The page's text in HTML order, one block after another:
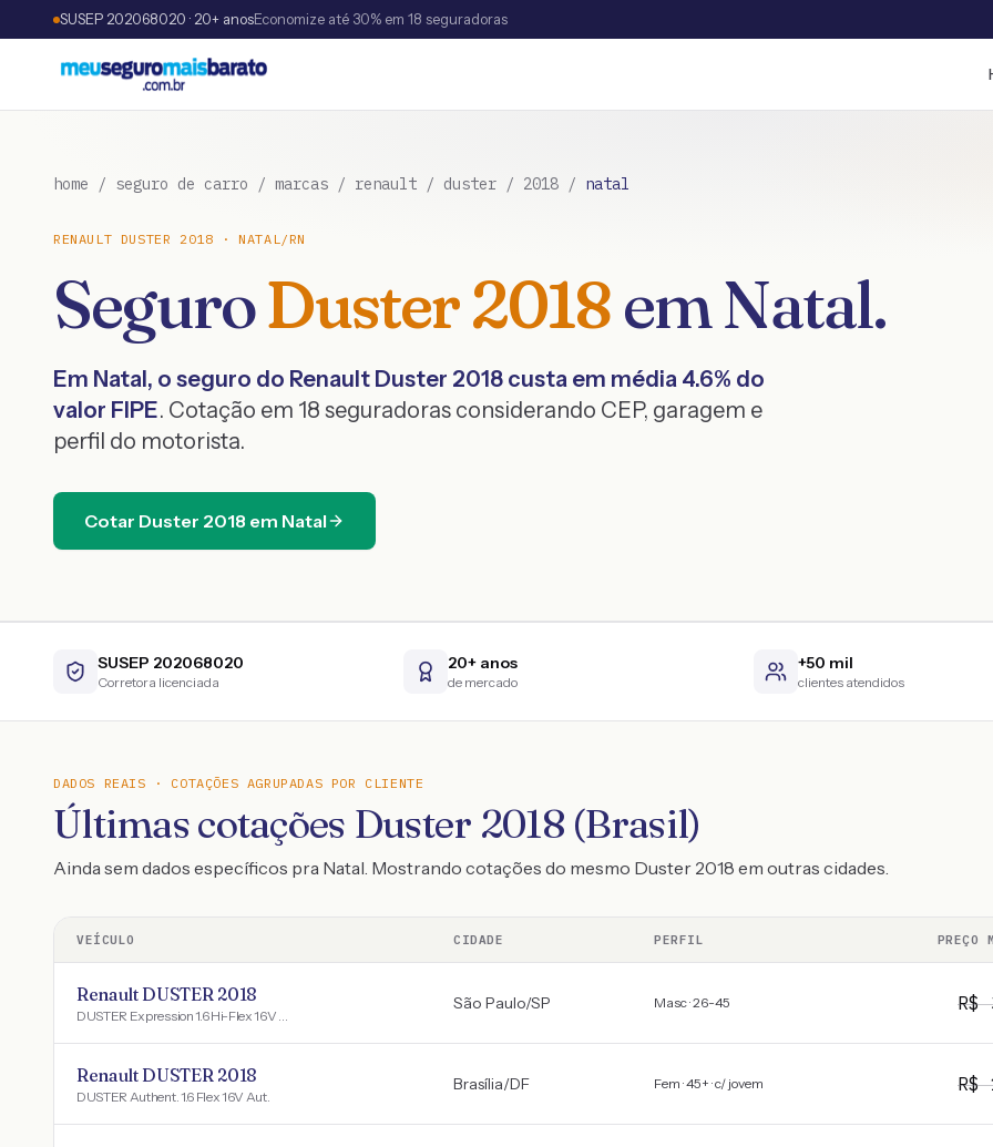
SUSEP 202068020 · 20+ anosEconomize até 30% em 18 seguradoras
home / seguro de carro / marcas / renault / duster / 2018 / natal
RENAULT DUSTER 2018 ·NATAL/RN
SeguroDuster2018emNatal.
Em Natal, o seguro do Renault Duster 2018 custa em média 4.6% do
valor FIPE. Cotação em 18 seguradoras considerando CEP, garagem e
perfil do motorista.
Cotar Duster 2018 em Natal
SUSEP 202068020
Corretora licenciada
20+ anos
de mercado
+50 mil
clientes atendidos
DADOS REAIS · COTAÇÕES AGRUPADAS POR CLIENTE
Últimas cotações Duster 2018 (Brasil)
Ainda sem dados específicos pra Natal. Mostrando cotações do mesmo Duster 2018 em outras cidades.
VEÍCULO CIDADE PERFIL PREÇO
Renault DUSTER 2018
DUSTER Expression 1.6 Hi-Flex 16V Mec.
São Paulo/SP Masc · 26-45 R$
Renault DUSTER 2018
DUSTER Authent. 1.6 Flex 16V Aut.
Brasília/DF Fem · 45+ · c/ jovem R$